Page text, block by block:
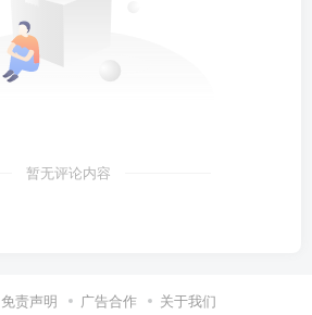
暂无评论内容
免责声明 广告合作 关于我们